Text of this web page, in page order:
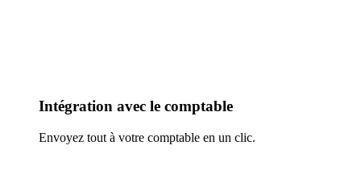
Intégration avec le comptable
Envoyez tout à votre comptable en un clic.